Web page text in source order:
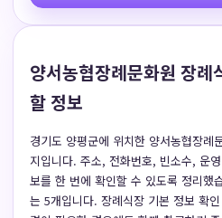
양서농협장례문화원 장례
할 정보
경기도 양평군에 위치한 양서농협장례
지입니다. 주소, 전화번호, 빈소수, 운
보를 한 번에 확인할 수 있도록 정리했
는 5개입니다. 장례식장 기본 정보 확